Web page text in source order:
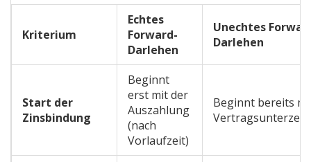
Kriterium
Echtes
Forward-
Darlehen
Unechtes
Darlehen
Start der
Zinsbindung
Beginnt
erst mit der
Auszahlung
(nach
Vorlaufzeit)
Beginnt bereits